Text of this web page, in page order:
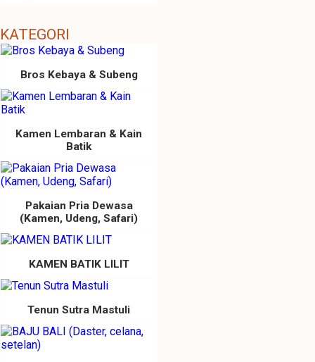
KATEGORI
Bros Kebaya & Subeng
Kamen Lembaran & Kain
Batik
Pakaian Pria Dewasa
(Kamen, Udeng, Safari)
KAMEN BATIK LILIT
Tenun Sutra Mastuli